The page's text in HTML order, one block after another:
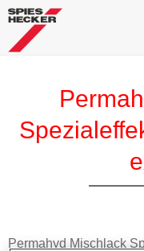
Permahyd Mischlack